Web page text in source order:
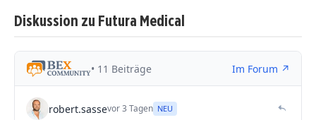
Diskussion zu Futura Medical